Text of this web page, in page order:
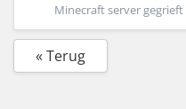
Minecraft server
« Terug